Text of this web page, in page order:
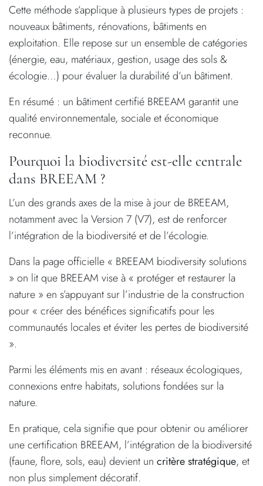
Cette méthode s’applique à plusieurs types de projets :
nouveaux bâtiments, rénovations, bâtiments en
exploitation. Elle repose sur un ensemble de catégories
(énergie, eau, matériaux, gestion, usage des sols &
écologie…) pour évaluer la durabilité d’un bâtiment.
En résumé : un bâtiment certifié BREEAM garantit une
qualité environnementale, sociale et économique
reconnue.
Pourquoi la biodiversité est-elle centrale
dans BREEAM ?
L’un des grands axes de la mise à jour de BREEAM,
notamment avec la Version 7 (V7), est de renforcer
l’intégration de la biodiversité et de l’écologie.
Dans la page officielle « BREEAM biodiversity solutions
» on lit que BREEAM vise à « protéger et restaurer la
nature » en s’appuyant sur l’industrie de la construction
pour « créer des bénéfices significatifs pour les
communautés locales et éviter les pertes de biodiversité
».
Parmi les éléments mis en avant : réseaux écologiques,
connexions entre habitats, solutions fondées sur la
nature.
En pratique, cela signifie que pour obtenir ou améliorer
une certification BREEAM, l’intégration de la biodiversité
(faune, flore, sols, eau) devient un critère stratégique, et
non plus simplement décoratif.